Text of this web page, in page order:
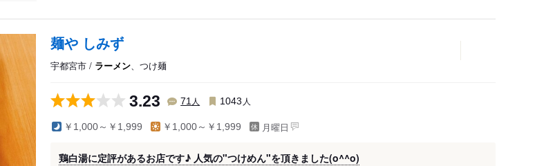
麺や しみず
宇都宮市 / ラーメン、つけ麺
3.23 71 人 1043 人
￥1,000～￥1,999 ￥1,000～￥1,999 月曜日
鶏白湯に定評があるお店です♪ 人気の"つけめん"を頂きました(o^^o)